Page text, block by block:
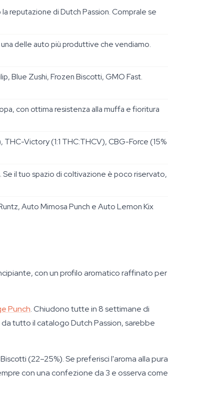
reputazione di Dutch Passion. Comprale se
delle auto più produttive che vendiamo.
Blue Zushi, Frozen Biscotti, GMO Fast.
con ottima resistenza alla muffa e fioritura
THC-Victory (1:1 THC:THCV), CBG-Force (15%
Se il tuo spazio di coltivazione è poco riservato,
Auto Mimosa Punch e Auto Lemon Kix
con un profilo aromatico raffinato per
Punch. Chiudono tutte in 8 settimane di
tutto il catalogo Dutch Passion, sarebbe
(22–25%). Se preferisci l'aroma alla pura
con una confezione da 3 e osserva come